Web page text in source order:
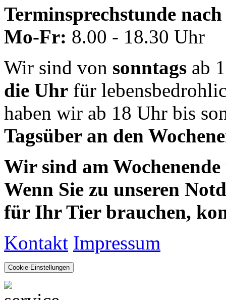
Terminsprechstunde
Mo-Fr: 8.00 - 18.30 Uhr
Wir sind von sonntags ab
die Uhr für
haben wir ab 18 Uhr bis
Tagsüber an den
Wir sind am
Wenn Sie zu unseren
für Ihr Tier brauchen,
Kontakt Impressum
Cookie-Einstellungen